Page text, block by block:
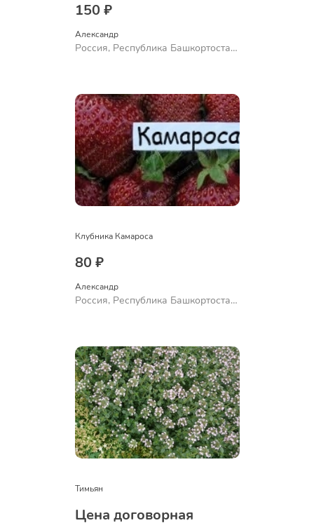
150 ₽
Александр
Россия, Республика Башкортостан,
Клубника Камароса
80 ₽
Александр
Россия, Республика Башкортостан,
Тимьян
Цена договорная